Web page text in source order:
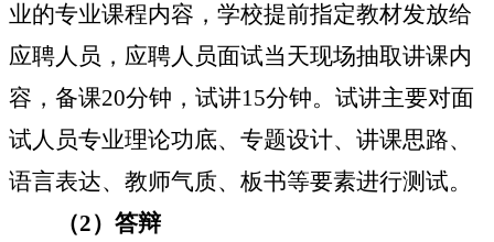
业的专业课程内容，学校提前指定教材发放给
应聘人员，应聘人员面试当天现场抽取讲课内
容，备课20分钟，试讲15分钟。试讲主要对面
试人员专业理论功底、专题设计、讲课思路、
语言表达、教师气质、板书等要素进行测试。
（2）答辩